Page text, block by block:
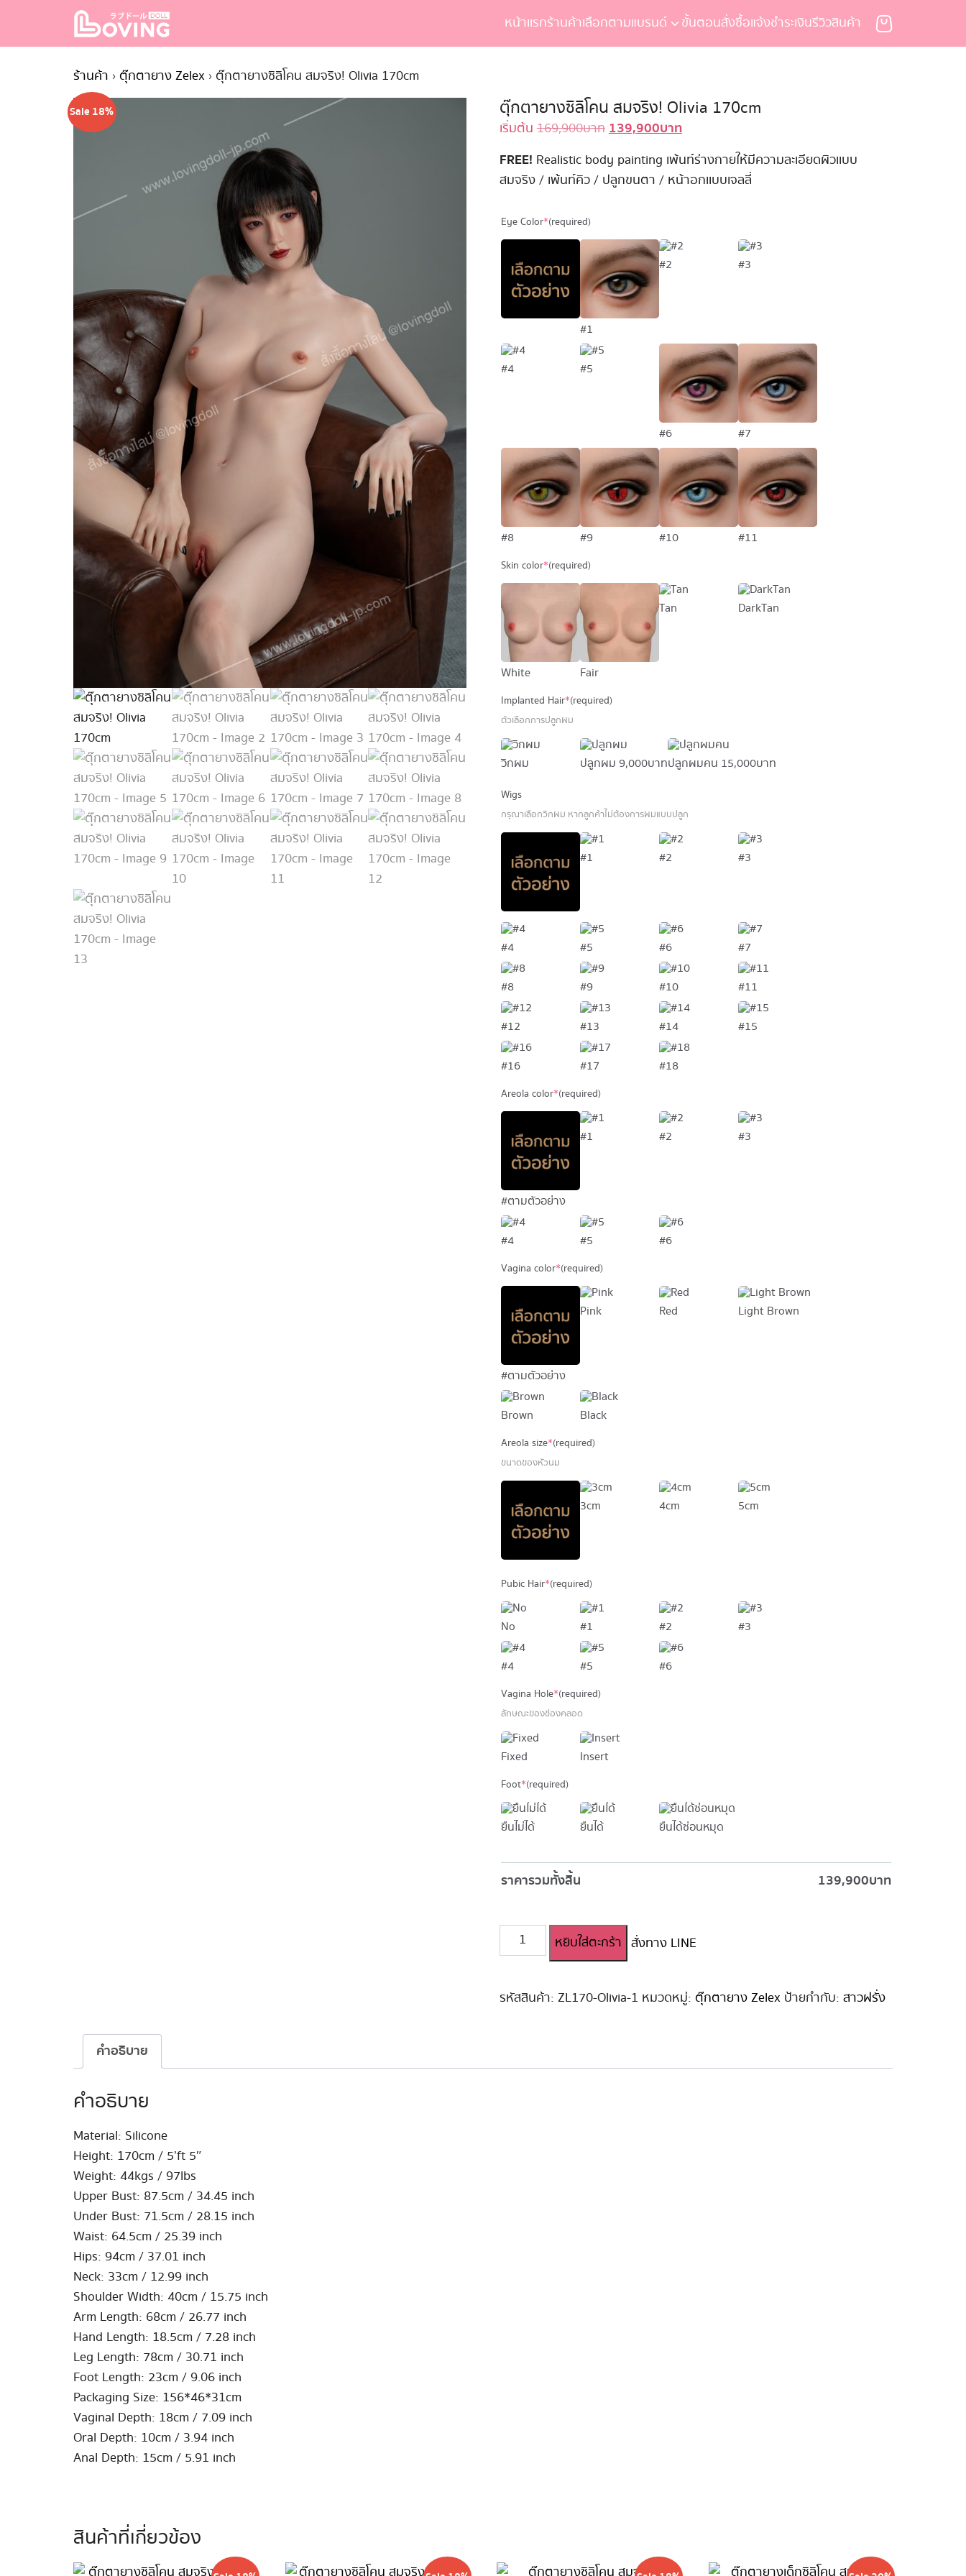
content
หน้าเเรกร้านค้าเลือกตามแบรนด์ ขั้นตอนสั่งซื้อแจ้งชำระเงินรีวิวสินค้า
for:
ร้านค้า › ตุ๊กตายาง Zelex › ตุ๊กตายางซิลิโคน สมจริง! Olivia 170cm
Sale 18% ตุ๊กตายางซิลิโคน สมจริง! Olivia 170cm
เริ่มต้น 169,900บาท Original
was:
169,900 บาท.
139,900บาทCurrent
is:
139,900 บาท.
FREE! Realistic body painting เพ้นท์ร่างกายให้มีความละเอียดผิวเเบบ
สมจริง / เพ้นท์คิว / ปลูกขนตา / หน้าอกเเบบเจลลี่
Eye Color*(required)
#1
#2 #3
#4 #5
#6 #7
#8 #9 #10 #11
Skin color*(required)
White Fair
Tan DarkTan
Implanted Hair*(required)
ตัวเลือกการปลูกผม
วิกผม ปลูกผม 9,000 บาทปลูกผมคน 15,000 บาท
Wigs
กรุณาเลือกวิกผม หากลูกค้าไม่ต้องการผมแบบปลูก
#1 #2 #3
#4 #5 #6 #7
#8 #9 #10 #11
#12 #13 #14 #15
#16 #17 #18
Areola color*(required)
#ตามตัวอย่าง
#1 #2 #3
#4 #5 #6
Vagina color*(required)
#ตามตัวอย่าง
Pink Red Light Brown
Brown Black
Areola size*(required)
ขนาดของหัวนม
3cm 4cm 5cm
Pubic Hair*(required)
No #1 #2 #3
#4 #5 #6
Vagina Hole*(required)
ลักษณะของช่องคลอด
Fixed Insert
Foot*(required)
ยืนไม่ได้ ยืนได้ ยืนได้ซ่อนหมุด
ราคารวมทั้งสิ้น 139,900บาท
จำนวน
ตุ๊กตา
ลิ
170cm
หยิบใส่ตะกร้า สั่งทาง LINE
รหัสสินค้า: ZL170-Olivia-1 หมวดหมู่: ตุ๊กตายาง Zelex ป้ายกำกับ: สาวฝรั่ง
คำอธิบาย
คำอธิบาย
Material: Silicone
Height: 170cm / 5’ft 5″
Weight: 44kgs / 97lbs
Upper Bust: 87.5cm / 34.45 inch
Under Bust: 71.5cm / 28.15 inch
Waist: 64.5cm / 25.39 inch
Hips: 94cm / 37.01 inch
Neck: 33cm / 12.99 inch
Shoulder Width: 40cm / 15.75 inch
Arm Length: 68cm / 26.77 inch
Hand Length: 18.5cm / 7.28 inch
Leg Length: 78cm / 30.71 inch
Foot Length: 23cm / 9.06 inch
Packaging Size: 156*46*31cm
Vaginal Depth: 18cm / 7.09 inch
Oral Depth: 10cm / 3.94 inch
Anal Depth: 15cm / 5.91 inch
สินค้าที่เกี่ยวข้อง